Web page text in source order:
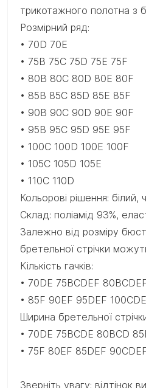
трикотажного полотна з
Розмірний ряд:
• 70D 70E
• 75B 75C 75D 75E 75F
• 80B 80C 80D 80E 80F
• 85B 85C 85D 85E 85F
• 90B 90C 90D 90E 90F
• 95B 95C 95D 95E 95F
• 100C 100D 100E 100F
• 105C 105D 105E
• 110C 110D
Кольорові рішення:
Склад: поліамід 93%,
Залежно від розміру
бретельної стрічки
Кількість гачків:
• 70DE 75BCDEF
• 85F 90EF 95DEF
Ширина бретельної
• 70DE 75BCDE 80BCD
• 75F 80EF 85DEF
Зверніть увагу: відтінок